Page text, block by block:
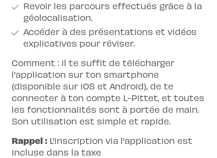
Revoir les parcours effectués grâce à la
géolocalisation.
Accéder à des présentations et vidéos
explicatives pour réviser.
Comment : il te suffit de télécharger
l'application sur ton smartphone
(disponible sur iOS et Android), de te
connecter à ton compte L-Pittet, et toutes
les fonctionnalités sont à portée de main.
Son utilisation est simple et rapide.
Rappel : L'inscription via l'application est
incluse dans la taxe